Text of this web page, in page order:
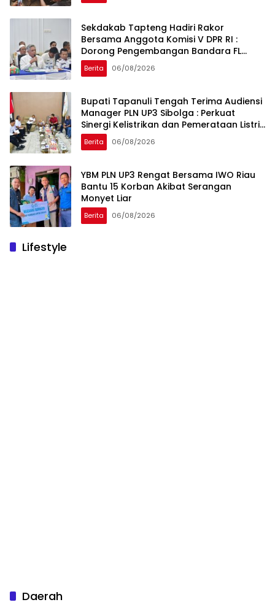
Sekdakab Tapteng Hadiri Rakor
Bersama Anggota Komisi V DPR RI :
Dorong Pengembangan Bandara FL
Tobing dan Pelabuhan Sibolga
Berita 06/08/2026
Bupati Tapanuli Tengah Terima Audiensi
Manager PLN UP3 Sibolga : Perkuat
Sinergi Kelistrikan dan Pemerataan Listrik
Desa
Berita 06/08/2026
YBM PLN UP3 Rengat Bersama IWO Riau
Bantu 15 Korban Akibat Serangan
Monyet Liar
Berita 06/08/2026
Lifestyle
Daerah